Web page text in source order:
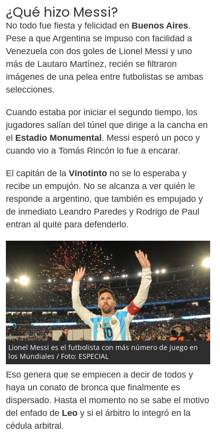
¿Qué hizo Messi?
No todo fue fiesta y felicidad en Buenos Aires.
Pese a que Argentina se impuso con facilidad a
Venezuela con dos goles de Lionel Messi y uno
más de Lautaro Martínez, recién se filtraron
imágenes de una pelea entre futbolistas se ambas
selecciones.
Cuando estaba por iniciar el segundo tiempo, los
jugadores salían del túnel que dirige a la cancha en
el Estadio Monumental . Messi esperó un poco y
cuando vio a Tomás Rincón lo fue a encarar.
El capitán de la Vinotinto no se lo esperaba y
recibe un empujón. No se alcanza a ver quién le
responde a argentino, que también es empujado y
de inmediato Leandro Paredes y Rodrigo de Paul
entran al quite para defenderlo.
Lionel Messi es el futbolista con más número de juego en
los Mundiales / Foto: ESPECIAL
Eso genera que se empiecen a decir de todos y
haya un conato de bronca que finalmente es
dispersado. Hasta el momento no se sabe el motivo
del enfado de Leo y si el árbitro lo integró en la
cédula arbitral.